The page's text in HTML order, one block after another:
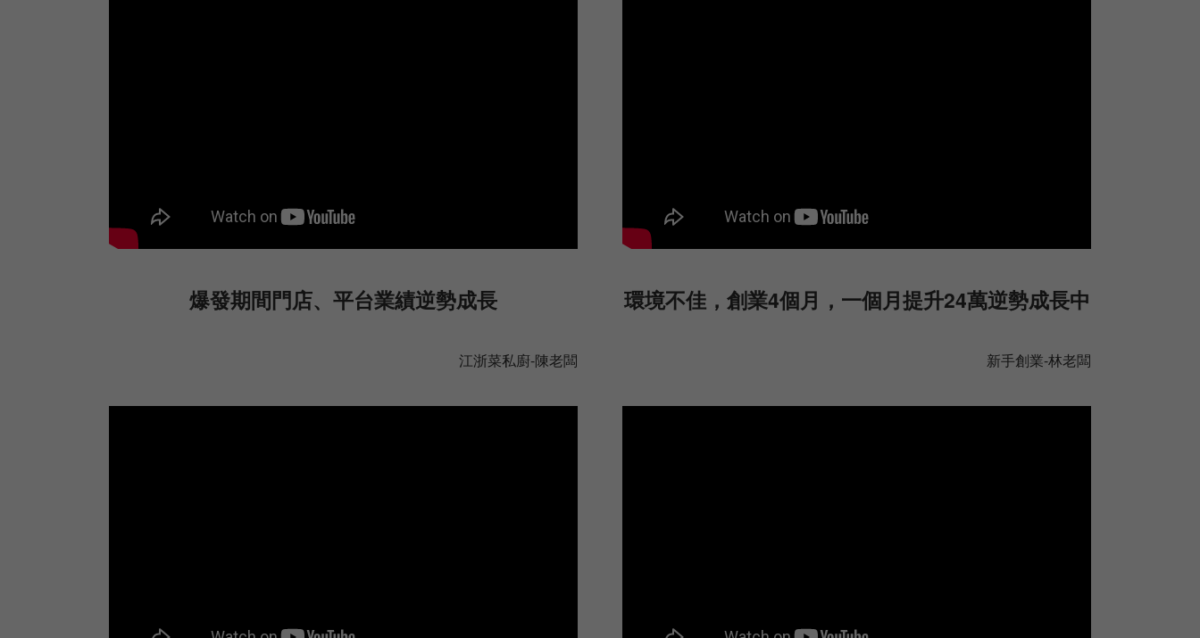
爆發期間門店、平台業績逆勢成長 環境不佳，創業4個月，一個月提升24萬逆勢成長中
江浙菜私廚-陳老闆 新手創業-林老闆